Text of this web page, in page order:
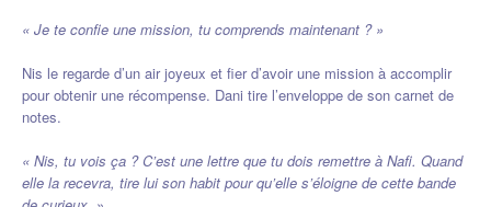
« Je te confie une mission, tu comprends maintenant ? »
Nis le regarde d’un air joyeux et fier d’avoir une mission à accomplir
pour obtenir une récompense. Dani tire l’enveloppe de son carnet de
notes.
« Nis, tu vois ça ? C’est une lettre que tu dois remettre à Nafi. Quand
elle la recevra, tire lui son habit pour qu’elle s’éloigne de cette bande